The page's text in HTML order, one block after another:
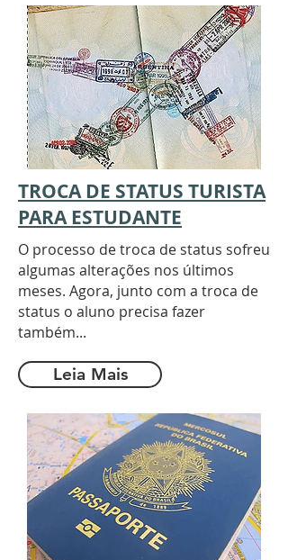
TROCA DE STATUS TURISTA
PARA ESTUDANTE
O processo de troca de status sofreu
algumas alterações nos últimos
meses. Agora, junto com a troca de
status o aluno precisa fazer
também...
Leia Mais